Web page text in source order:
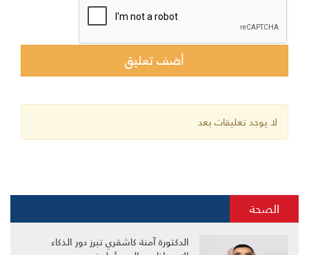
لا يوجد تعليقات بعد
الصحة
الدكتورة آمنة كاشقري تبرز دور الذكاء